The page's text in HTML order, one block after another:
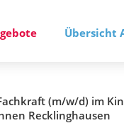
Übersicht
(m/w/d) im
Recklinghausen